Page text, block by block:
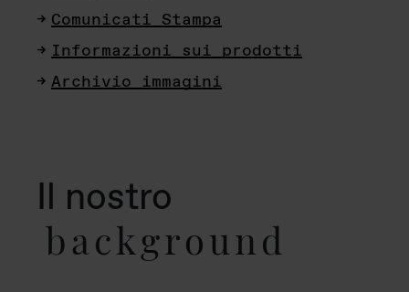
Comunicati Stampa
Informazioni sui prodotti
Archivio immagini
Il nostro
background